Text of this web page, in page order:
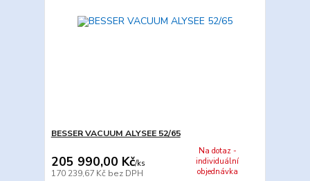
BESSER VACUUM ALYSEE 52/65
205 990,00 Kč/ks
170 239,67 Kč bez DPH
Na dotaz -
individuální
objednávka